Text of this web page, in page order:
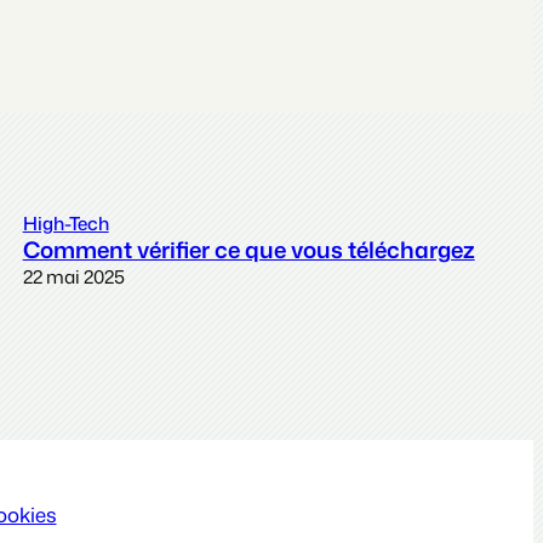
High-Tech
Comment vérifier ce que vous téléchargez
22 mai 2025